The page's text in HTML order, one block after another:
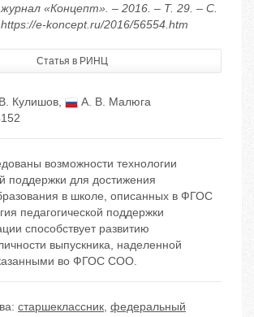
«Концепт». – 2016. – Т. 29. – С.
e-koncept.ru/2016/56554.htm
Статья в РИНЦ
Кулишов,
А. В. Малюга
возможности технологии
поддержки для достижения
в школе, описанных в ФГОС
педагогической поддержки
способствует развитию
выпускника, наделенной
во ФГОС СОО.
старшеклассник, федеральный